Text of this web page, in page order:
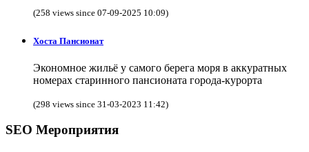
(258 views since 07-09-2025 10:09)
Хоста Пансионат
Экономное жильё у самого берега моря в аккуратных
номерах старинного пансионата города-курорта
(298 views since 31-03-2023 11:42)
SEO Мероприятия